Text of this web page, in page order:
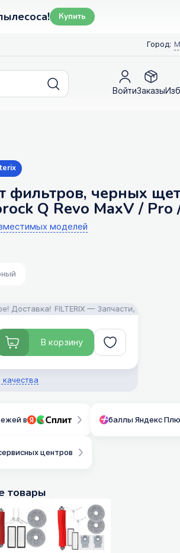
Купить
Город:
ВойтиЗаказы
фильтров, черных
Q Revo MaxV / Pro
моделей
FILTERIX — Запчасти, аксессуары и
В корзину
в баллы Яндекс
центров
товары